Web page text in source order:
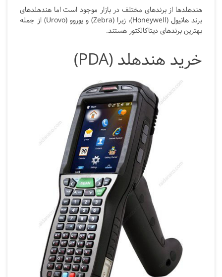
هندهلدها از برندهای مختلف در بازار موجود است اما هندهلدهای
برند هانیول (Honeywell)، زبرا (Zebra) و یوروو (Urovo) از جمله
بهترین برندهای دیتاکالکتور هستند.
خرید هندهلد (PDA
)